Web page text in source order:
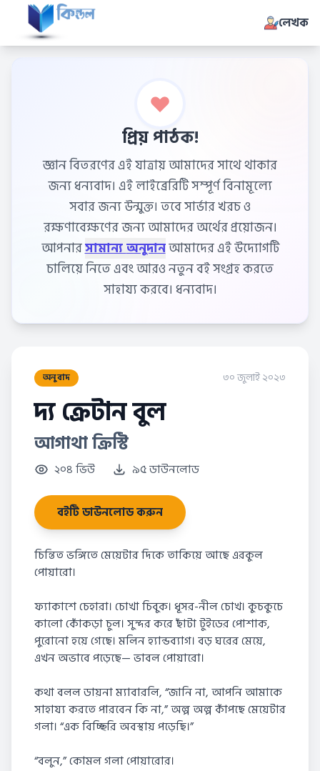
লেখক
প্রিয় পাঠক!
জ্ঞান বিতরণের এই যাত্রায় আমাদের সাথে থাকার
জন্য ধন্যবাদ। এই লাইব্রেরিটি সম্পূর্ণ বিনামূল্যে
সবার জন্য উন্মুক্ত। তবে সার্ভার খরচ ও
রক্ষণাবেক্ষণের জন্য আমাদের অর্থের প্রয়োজন।
আপনার
সামান্য অনুদানআমাদের এই উদ্যোগটি
চালিয়ে নিতে এবং আরও নতুন বই সংগ্রহ করতে
সাহায্য করবে। ধন্যবাদ।
অনুবাদ ৩০ জুলাই ২০২৩
দ্য ক্রেটান বুল
আগাথা ক্রিস্টি
২০৪ ভিউ ৯৫ ডাউনলোড
বইটি ডাউনলোড করুন
চিন্তিত ভঙ্গিতে মেয়েটার দিকে তাকিয়ে আছে এরকুল
পোয়ারো।
ফ্যাকাশে চেহারা। চোখা চিবুক। ধূসর-নীল চোখ। কুচকুচে
কালো কোঁকড়া চুল। সুন্দর করে ছাঁটা টুইডের পোশাক,
পুরোনো হয়ে গেছে। মলিন হ্যান্ডব্যাগ। বড় ঘরের মেয়ে,
এখন অভাবে পড়েছে— ভাবল পোয়ারো।
কথা বলল ডায়না ম্যাবারলি, “জানি না, আপনি আমাকে
সাহায্য করতে পারবেন কি না,” অল্প অল্প কাঁপছে মেয়েটার
গলা। “এক বিচ্ছিরি অবস্থায় পড়েছি।”
“বলুন,” কোমল গলা পোয়ারোর।